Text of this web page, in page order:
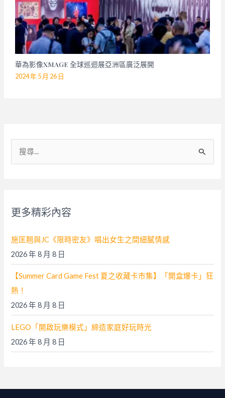
華為影像XMAGE 全球巡迴展亞洲區廣泛展開
2024 年 5 月 26 日
:
更多精彩內容
施匡翹與JC《限時密友》唱出女生之間細膩情感
2026 年 8 月 8 日
【Summer Card Game Fest 夏之收藏卡市集】「開盒爆卡」狂
熱！
2026 年 8 月 8 日
LEGO「開啟玩樂模式」締造家庭好玩時光
2026 年 8 月 8 日